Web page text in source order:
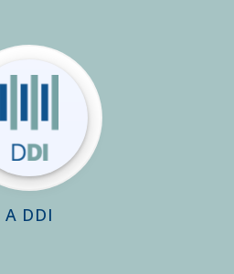
A DDI